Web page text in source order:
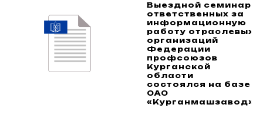
Выездной семинар
ответственных за
информационную
работу отраслевых
организаций
Федерации
профсоюзов
Курганской
области
состоялся на базе
ОАО
«Курганмашзавод»